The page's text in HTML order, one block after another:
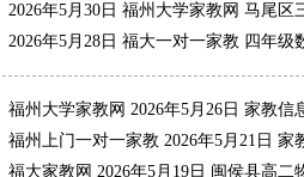
2026年5月30日 福州大学家教网 马尾区
2026年5月28日 福大一对一家教 四年级
福州大学家教网 2026年5月26日 家教信
福州上门一对一家教 2026年5月21日 家
福大家教网 2026年5月19日 闽侯县高二